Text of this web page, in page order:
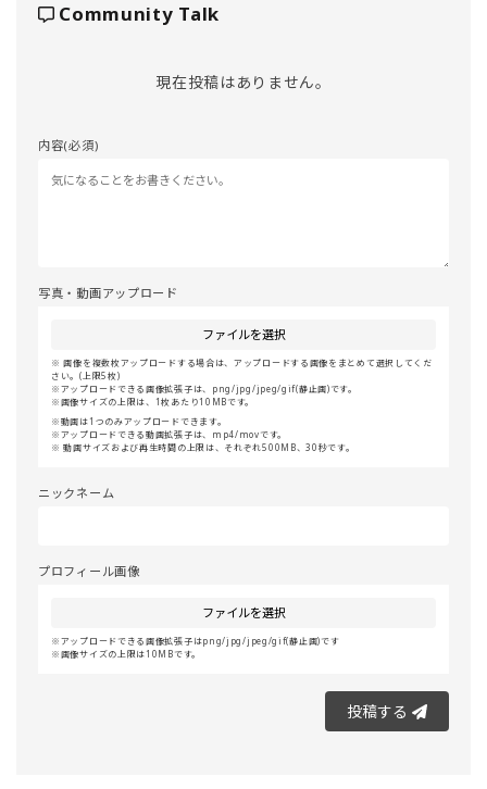
Community Talk
現在投稿はありません。
内容(必須)
写真・動画アップロード
ファイルを選択
画像を複数枚アップロードする場合は、アップロードする画像をまとめて選択してくだ
さい。(上限5枚)
アップロードできる画像拡張子は、png/jpg/jpeg/gif(静止画)です。
画像サイズの上限は、1枚あたり10MBです。
動画は1つのみアップロードできます。
アップロードできる動画拡張子は、mp4/movです。
動画サイズおよび再生時間の上限は、それぞれ500MB、30秒です。
ニックネーム
プロフィール画像
ファイルを選択
アップロードできる画像拡張子はpng/jpg/jpeg/gif(静止画)です
画像サイズの上限は10MBです。
投稿する